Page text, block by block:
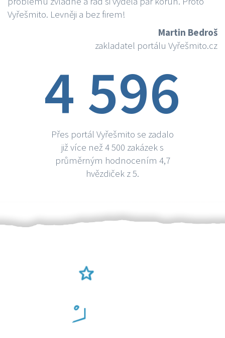
Vyřešmito. Levněji a bez firem!
Martin Bedroš
zakladatel portálu Vyřešmito.cz
4 596
Přes portál Vyřešmito se zadalo
již více než 4 500 zakázek s
průměrným hodnocením 4,7
hvězdiček z 5.